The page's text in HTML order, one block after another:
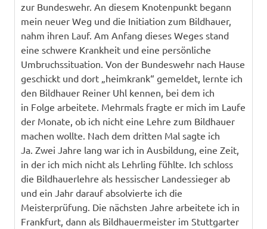
zur Bundeswehr. An diesem Knotenpunkt begann
mein neuer Weg und die Initiation zum Bildhauer,
nahm ihren Lauf. Am Anfang dieses Weges stand
eine schwere Krankheit und eine persönliche
Umbruchssituation. Von der Bundeswehr nach Hause
geschickt und dort „heimkrank“ gemeldet, lernte ich
den Bildhauer Reiner Uhl kennen, bei dem ich
in Folge arbeitete. Mehrmals fragte er mich im Laufe
der Monate, ob ich nicht eine Lehre zum Bildhauer
machen wollte. Nach dem dritten Mal sagte ich
Ja. Zwei Jahre lang war ich in Ausbildung, eine Zeit,
in der ich mich nicht als Lehrling fühlte. Ich schloss
die Bildhauerlehre als hessischer Landessieger ab
und ein Jahr darauf absolvierte ich die
Meisterprüfung. Die nächsten Jahre arbeitete ich in
Frankfurt, dann als Bildhauermeister im Stuttgarter